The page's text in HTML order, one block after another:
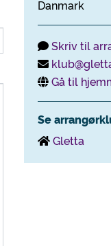
Danmark
Skriv til
Gå til
Se
Gletta